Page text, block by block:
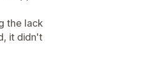
the lack
it didn't